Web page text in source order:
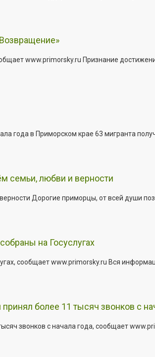
www.primorsky.ru Признание
года в Приморском крае 63 мигранта
семьи, любви и верности
Дорогие приморцы, от всей души
на Госуслугах
сообщает www.primorsky.ru Вся
более 11 тысяч звонков с
звонков с начала года, сообщает